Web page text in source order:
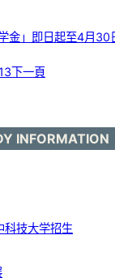
金」即日起至4月30
下一頁
INFORMATION
科技大学招生